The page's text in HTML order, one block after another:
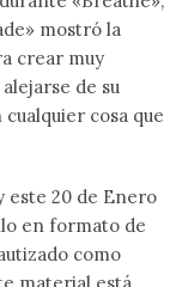
mostró la
crear muy
de su
cosa que
este 20 de Enero
en formato de
como